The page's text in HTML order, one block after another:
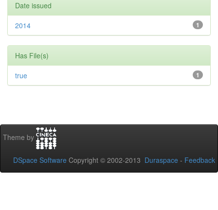
Date issued
1
2014
Has File(s)
1
true
Theme by
DSpace Software Copyright © 2002-2013 Duraspace - Feedback